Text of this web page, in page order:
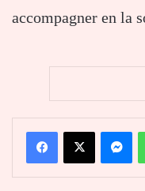
accompagner en la
FacebookX